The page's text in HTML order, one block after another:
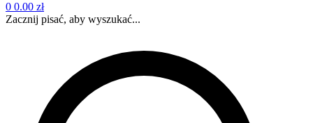
0 0.00 zł
Zacznij pisać, aby wyszukać...